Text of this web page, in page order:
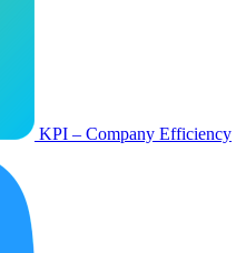
KPI – Company Efficiency